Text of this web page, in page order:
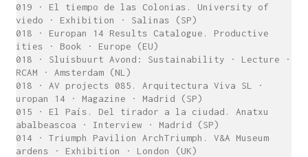
2019 · El tiempo de las Colonias. University of
Oviedo · Exhibition · Salinas (SP)
2018 · Europan 14 Results Catalogue. Productive
Cities · Book · Europe (EU)
2018 · Sluisbuurt Avond: Sustainability · Lecture ·
ARCAM · Amsterdam (NL)
2018 · AV projects 085. Arquitectura Viva SL ·
Europan 14 · Magazine · Madrid (SP)
2015 · El País. Del tirador a la ciudad. Anatxu
Zabalbeascoa · Interview · Madrid (SP)
2014 · Triumph Pavilion ArchTriumph. V&A Museum
Gardens · Exhibition · London (UK)